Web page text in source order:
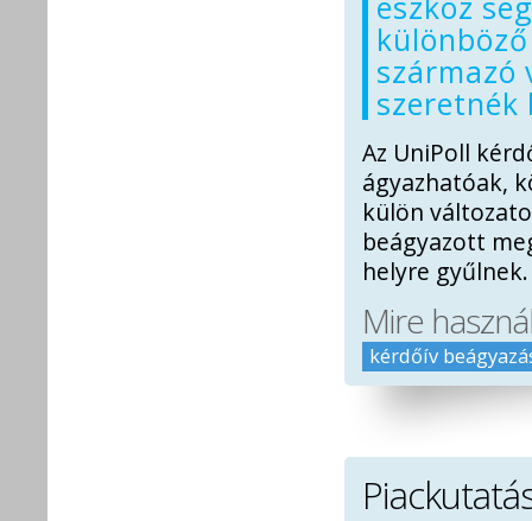
származó
szeretnék
Az UniPoll
ágyazhatóak,
külön
beágyazott
helyre gyűlnek.
Mire
kérdőív